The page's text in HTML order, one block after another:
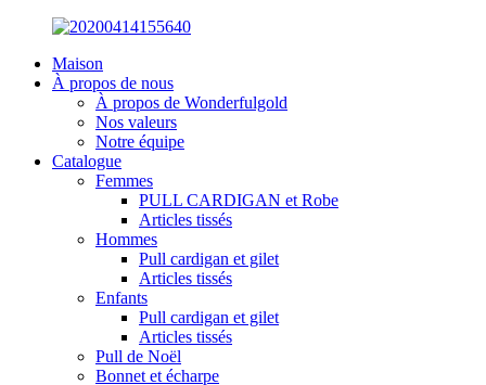
Maison
À propos de nous
À propos de Wonderfulgold
Nos valeurs
Notre équipe
Catalogue
Femmes
PULL CARDIGAN et Robe
Articles tissés
Hommes
Pull cardigan et gilet
Articles tissés
Enfants
Pull cardigan et gilet
Articles tissés
Pull de Noël
Bonnet et écharpe